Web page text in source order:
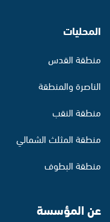
المحليات
منطقة القدس
الناصرة والمنطقة
منطقة النقب
منطقة المثلث الشمالي
منطقة البطوف
عن المؤسسة